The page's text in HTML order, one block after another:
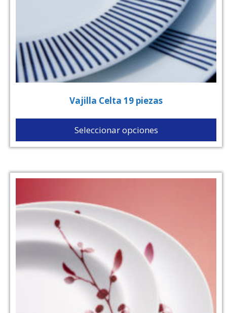
Vajilla Celta 19 piezas
Seleccionar opciones